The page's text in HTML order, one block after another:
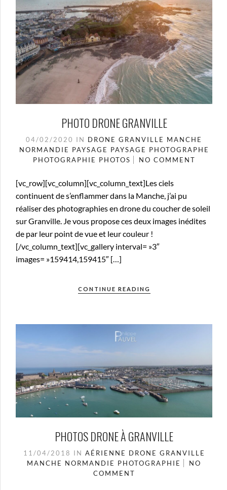
PHOTO DRONE GRANVILLE
04/02/2020 IN DRONE GRANVILLE MANCHE
NORMANDIE PAYSAGE PAYSAGE PHOTOGRAPHE
PHOTOGRAPHIE PHOTOS NO COMMENT
[vc_row][vc_column][vc_column_text]Les ciels
continuent de s’enflammer dans la Manche, j’ai pu
réaliser des photographies en drone du coucher de soleil
sur Granville. Je vous propose ces deux images inédites
de par leur point de vue et leur couleur !
[/vc_column_text][vc_gallery interval= »3″
images= »159414,159415″ […]
CONTINUE READING
PHOTOS DRONE À GRANVILLE
11/04/2018 IN AÉRIENNE DRONE GRANVILLE
MANCHE NORMANDIE PHOTOGRAPHIE
NO
COMMENT